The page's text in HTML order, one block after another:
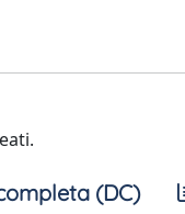
(DC)